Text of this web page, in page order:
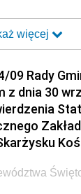
Spraw
Nauki i
więcej
09 Rady
z dnia 30